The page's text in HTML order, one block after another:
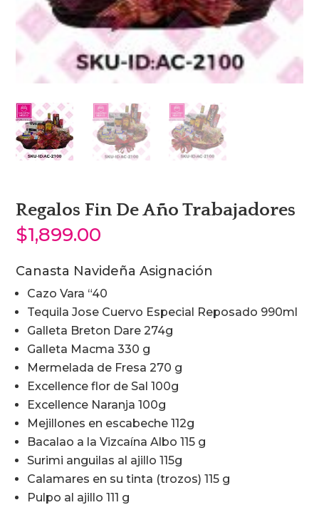
Regalos Fin De Año Trabajadores
$1,899.00
Canasta Navideña Asignación
Cazo Vara “40
Tequila Jose Cuervo Especial Reposado 990ml
Galleta Breton Dare 274g
Galleta Macma 330 g
Mermelada de Fresa 270 g
Excellence flor de Sal 100g
Excellence Naranja 100g
Mejillones en escabeche 112g
Bacalao a la Vizcaína Albo 115 g
Surimi anguilas al ajillo 115g
Calamares en su tinta (trozos) 115 g
Pulpo al ajillo 111 g